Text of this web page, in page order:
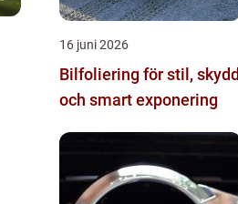
16 juni 2026
Bilfoliering för stil, skydd
och smart exponering